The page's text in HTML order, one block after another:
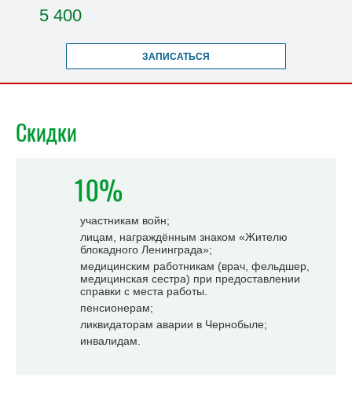
5 400
ЗАПИСАТЬСЯ
Скидки
10%
участникам войн;
лицам, награждённым знаком «Жителю
блокадного Ленинграда»;
медицинским работникам (врач, фельдшер,
медицинская сестра) при предоставлении
справки с места работы.
пенсионерам;
ликвидаторам аварии в Чернобыле;
инвалидам.